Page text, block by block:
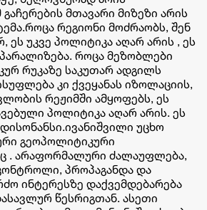
მთავარი მიზეზი არის
რეგიონი მოძრაობს, შენ
ეს უკვე პოლიტიკა აღარ არის , ეს
როცა მეზობლები
რუკაზე საკუთარ ადგილს
კი ქვეყანას იზოლაციის,
რეჟიმში ამყოფებს, ეს
პოლიტიკა აღარ არის. ეს
უცხო
გეოპოლიტიკური
. არაფორმალური ძალაუფლება,
პროპაგანდა და
ინტერესზე დაქვემდებარება
წესრიგთან. ასეთი